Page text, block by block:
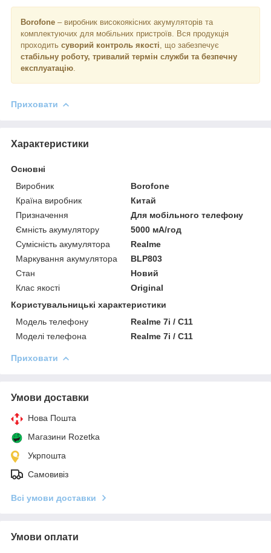
Borofone – виробник високоякісних акумуляторів та
комплектуючих для мобільних пристроїв. Вся продукція
проходить суворий контроль якості , що забезпечує
стабільну роботу, тривалий термін служби та безпечну
експлуатацію
Приховати
Характеристики
Основні
Виробник
Borofone
Країна виробник
Китай
Призначення
Для мобільного телефону
Ємність акумулятору
5000 мА/год
Сумісність акумулятора
Realme
Маркування акумулятора
BLP803
Стан
Новий
Клас якості
Original
Користувальницькі характеристики
Модель телефону
Realme 7i / C11
Моделі телефона
Realme 7i / C11
Приховати
Умови доставки
Нова Пошта
Магазини Rozetka
Укрпошта
Самовивіз
Всі умови доставки
Умови оплати